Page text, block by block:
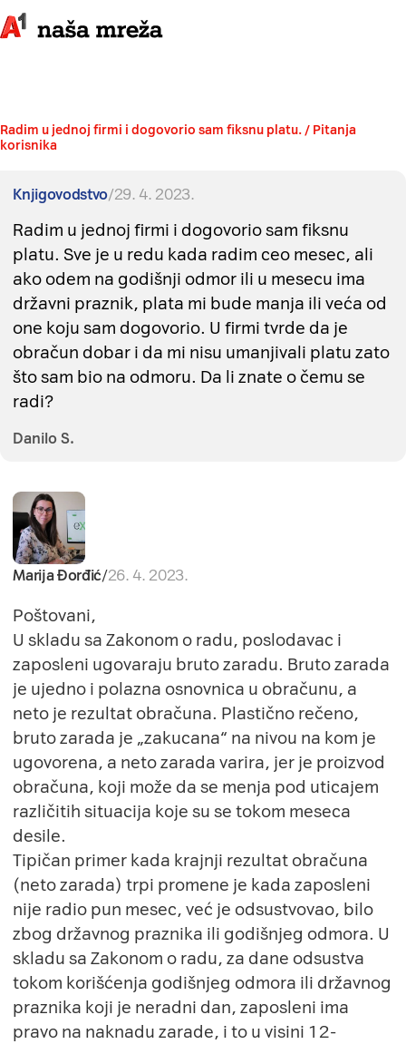
Radim u jednoj firmi i dogovorio sam fiksnu platu.
Radim u jednoj firmi i dogovorio sam fiksnu platu. / Pitanja
korisnika
Knjigovodstvo/29. 4. 2023.
Radim u jednoj firmi i dogovorio sam fiksnu
platu. Sve je u redu kada radim ceo mesec, ali
ako odem na godišnji odmor ili u mesecu ima
državni praznik, plata mi bude manja ili veća od
one koju sam dogovorio. U firmi tvrde da je
obračun dobar i da mi nisu umanjivali platu zato
što sam bio na odmoru. Da li znate o čemu se
radi?
Danilo S.
Marija Đorđić/26. 4. 2023.
Poštovani,
U skladu sa Zakonom o radu, poslodavac i
zaposleni ugovaraju bruto zaradu. Bruto zarada
je ujedno i polazna osnovnica u obračunu, a
neto je rezultat obračuna. Plastično rečeno,
bruto zarada je „zakucana“ na nivou na kom je
ugovorena, a neto zarada varira, jer je proizvod
obračuna, koji može da se menja pod uticajem
različitih situacija koje su se tokom meseca
desile.
Tipičan primer kada krajnji rezultat obračuna
(neto zarada) trpi promene je kada zaposleni
nije radio pun mesec, već je odsustvovao, bilo
zbog državnog praznika ili godišnjeg odmora. U
skladu sa Zakonom o radu, za dane odsustva
tokom korišćenja godišnjeg odmora ili državnog
praznika koji je neradni dan, zaposleni ima
pravo na naknadu zarade, i to u visini 12-